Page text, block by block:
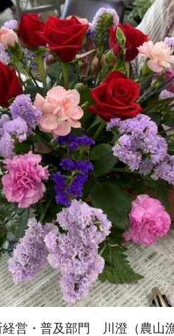
営・普及部門 川澄（農山漁